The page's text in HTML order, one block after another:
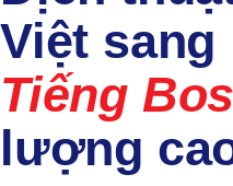
Việt sang
Tiếng
lượng